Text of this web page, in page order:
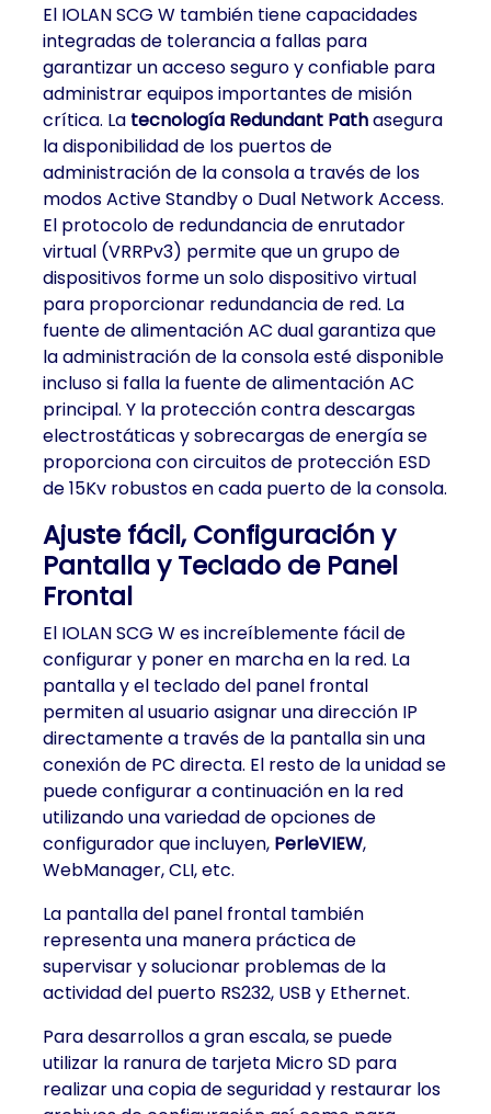
El IOLAN SCG W también tiene capacidades
integradas de tolerancia a fallas para
garantizar un acceso seguro y confiable para
administrar equipos importantes de misión
crítica. La tecnología Redundant Pathasegura
la disponibilidad de los puertos de
administración de la consola a través de los
modos Active Standby o Dual Network Access.
El protocolo de redundancia de enrutador
virtual (VRRPv3) permite que un grupo de
dispositivos forme un solo dispositivo virtual
para proporcionar redundancia de red. La
fuente de alimentación AC dual garantiza que
la administración de la consola esté disponible
incluso si falla la fuente de alimentación AC
principal. Y la protección contra descargas
electrostáticas y sobrecargas de energía se
proporciona con circuitos de protección ESD
de 15Kv robustos en cada puerto de la consola.
Ajuste fácil, Configuración y
Pantalla y Teclado de Panel
Frontal
El IOLAN SCG W es increíblemente fácil de
configurar y poner en marcha en la red. La
pantalla y el teclado del panel frontal
permiten al usuario asignar una dirección IP
directamente a través de la pantalla sin una
conexión de PC directa. El resto de la unidad se
puede configurar a continuación en la red
utilizando una variedad de opciones de
configurador que incluyen, PerleVIEW,
WebManager, CLI, etc.
La pantalla del panel frontal también
representa una manera práctica de
supervisar y solucionar problemas de la
actividad del puerto RS232, USB y Ethernet.
Para desarrollos a gran escala, se puede
utilizar la ranura de tarjeta Micro SD para
realizar una copia de seguridad y restaurar los